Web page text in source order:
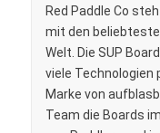
Red Paddle Co
mit den
Welt. Die SUP
viele
Marke von
Team die Boards